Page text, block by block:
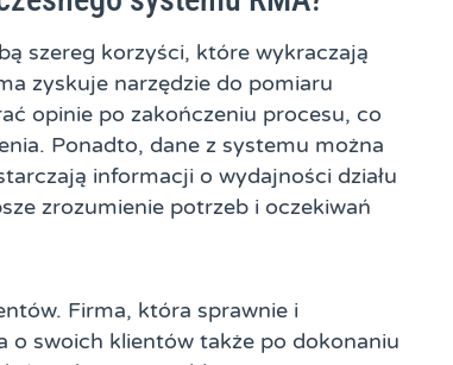
szereg korzyści, które wykraczają
zyskuje narzędzie do pomiaru
opinie po zakończeniu procesu, co
Ponadto, dane z systemu można
informacji o wydajności działu
zrozumienie potrzeb i oczekiwań
Firma, która sprawnie i
o swoich klientów także po dokonaniu